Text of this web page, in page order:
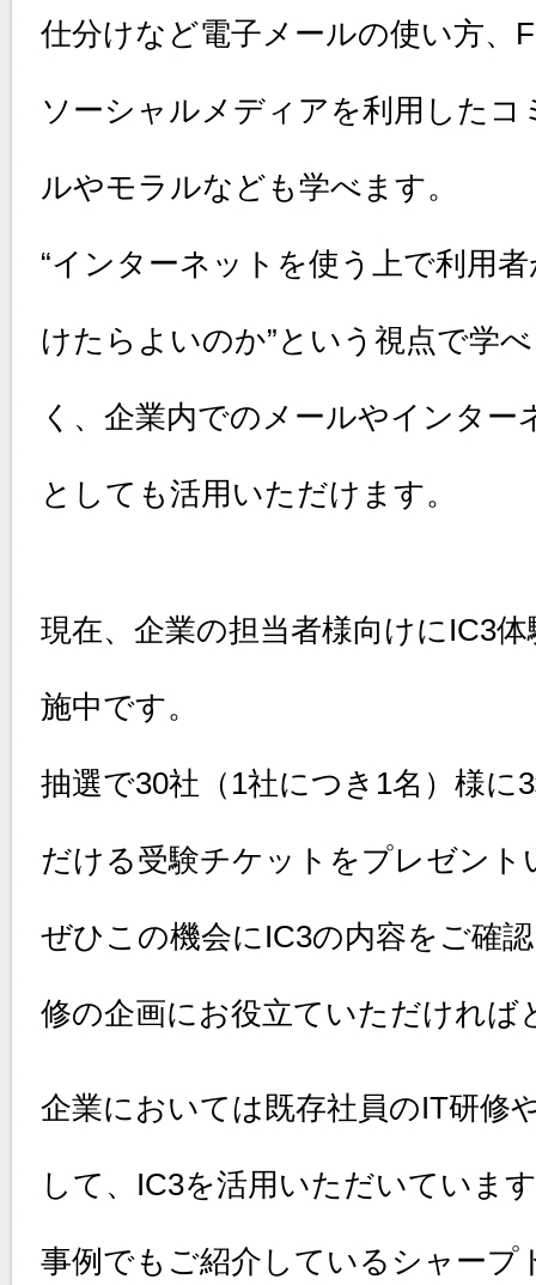
仕分けなど電子メールの使い方、
ソーシャルメディアを利用した
ルやモラルなども学べます。
“インターネットを使う上で利用
けたらよいのか”という視点で学
く、企業内でのメールやインタ
としても活用いただけます。
現在、企業の担当者様向けにIC3
施中です。
抽選で30社（1社につき1名）様に
だける受験チケットをプレゼント
ぜひこの機会にIC3の内容をご確
修の企画にお役立ていただければ
企業においては既存社員のIT研修
して、IC3を活用いただいていま
事例でもご紹介しているシャープ